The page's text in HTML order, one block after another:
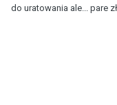
do uratowania ale... pare